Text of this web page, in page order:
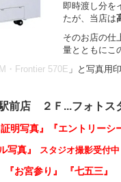
即時渡し分を
たが、当店は
そのお店の仕
量とともにこ
・Frontier 570E 」と写真用
前店 ２Ｆ...フォトス
明写真』『エントリーシ
写真』
スタジオ撮影受付中
『お宮参り』 『七五三』